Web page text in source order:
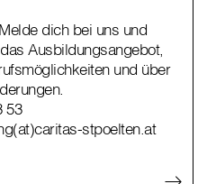
dich bei uns und
Ausbildungsangebot,
und über
53
stpoelten.at